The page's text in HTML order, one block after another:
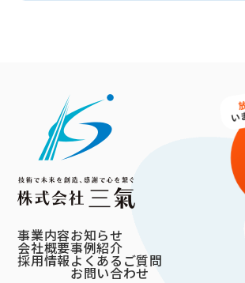
事業内容
会社概要
採用情報
お知らせ
事例紹介
よくあるご質問
お問い合わせ